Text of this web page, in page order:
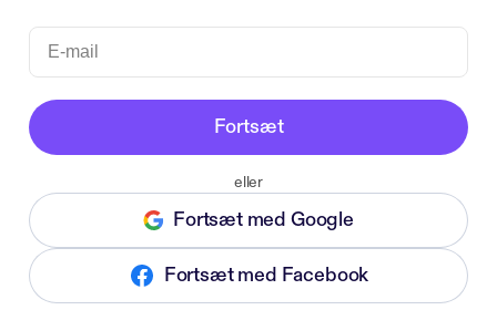
Fortsæt
eller
Fortsæt med Google
Fortsæt med Facebook